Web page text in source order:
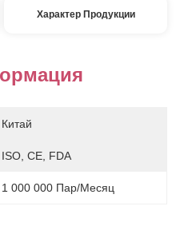
Характер Продукции
Китай
ISO, CE, FDA
1 000 000 Пар/месяц